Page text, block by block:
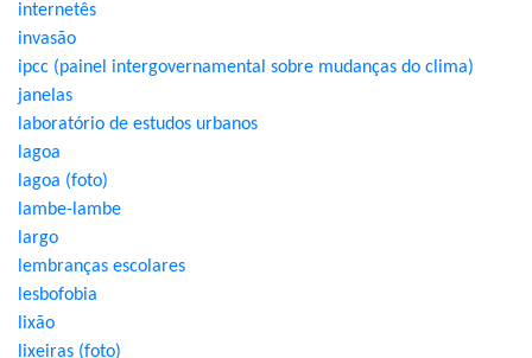
internetês
invasão
ipcc (painel intergovernamental sobre mudanças do clima)
janelas
laboratório de estudos urbanos
lagoa
lagoa (foto)
lambe-lambe
largo
lembranças escolares
lesbofobia
lixão
lixeiras (foto)